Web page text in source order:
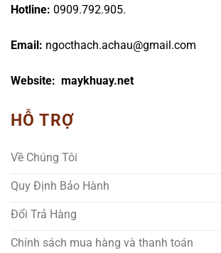
Hotline: 0909.792.905.
Email: ngocthach.achau@gmail.com
Website: maykhuay.net
HỖ TRỢ
Về Chúng Tôi
Quy Định Bảo Hành
Đổi Trả Hàng
Chính sách mua hàng và thanh toán